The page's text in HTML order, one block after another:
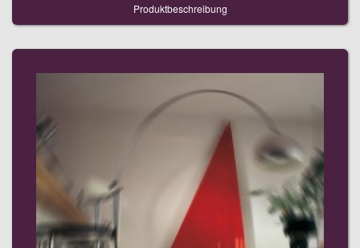
Produktbeschreibung